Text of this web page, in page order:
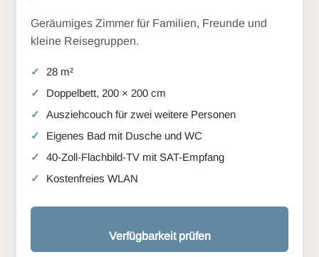
Geräumiges Zimmer für Familien, Freunde und
kleine Reisegruppen.
28 m²
Doppelbett, 200 × 200 cm
Ausziehcouch für zwei weitere Personen
Eigenes Bad mit Dusche und WC
40-Zoll-Flachbild-TV mit SAT-Empfang
Kostenfreies WLAN
Verfügbarkeit prüfen